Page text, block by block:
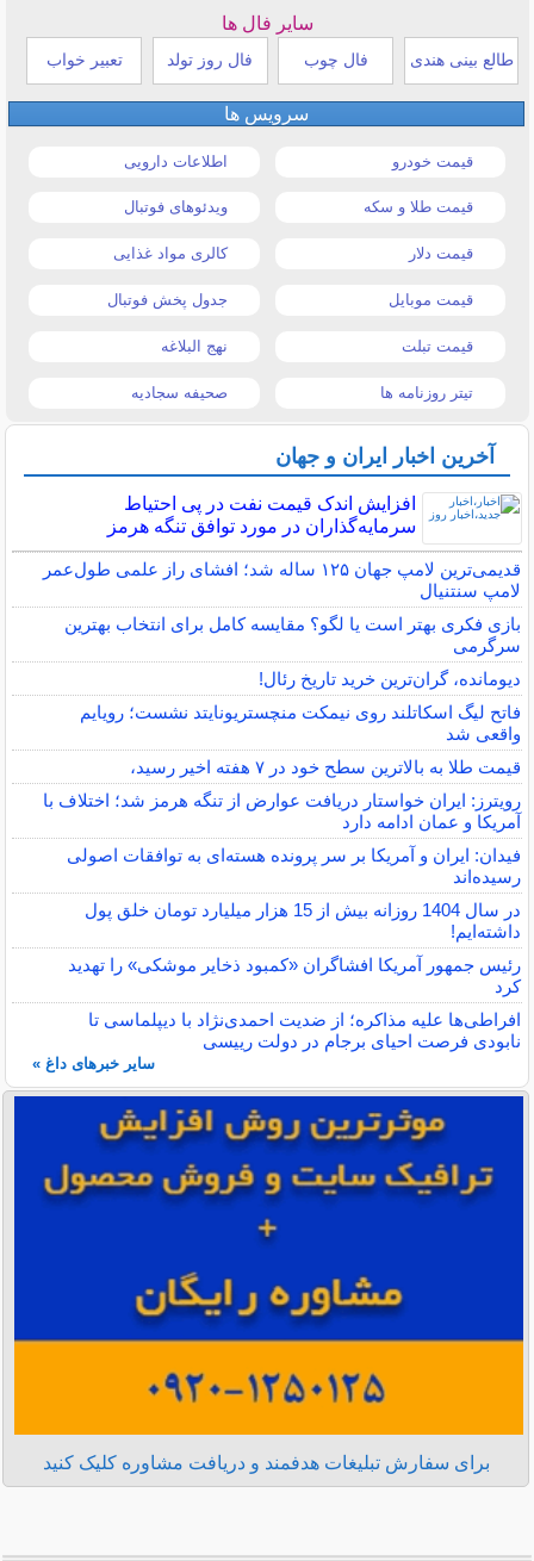
سایر فال ها
طالع بینی هندی فال چوب فال روز تولد تعبیر خواب
سرویس ها
قیمت خودرو اطلاعات دارویی
قیمت طلا و سکه ویدئوهای فوتبال
قیمت دلار کالری مواد غذایی
قیمت موبایل جدول پخش فوتبال
قیمت تبلت نهج البلاغه
تیتر روزنامه ها صحیفه سجادیه
آخرین اخبار ایران و جهان
افزایش اندک قیمت نفت در پی احتیاط
سرمایه‌گذاران در مورد توافق تنگه هرمز
قدیمی‌ترین لامپ جهان ۱۲۵ ساله شد؛ افشای راز علمی طول‌عمر
لامپ سنتنیال
بازی فکری بهتر است یا لگو؟ مقایسه کامل برای انتخاب بهترین
سرگرمی
دیومانده، گران‌ترین خرید تاریخ رئال!
فاتح لیگ اسکاتلند روی نیمکت منچستریونایتد نشست؛ رویایم
واقعی شد
قیمت طلا به بالاترین سطح خود در ۷ هفته اخیر رسید،
رویترز: ایران خواستار دریافت عوارض از تنگه هرمز شد؛ اختلاف با
آمریکا و عمان ادامه دارد
فیدان: ایران و آمریکا بر سر پرونده هسته‌ای به توافقات اصولی
رسیده‌اند
در سال 1404 روزانه بیش از 15 هزار میلیارد تومان خلق پول
داشته‌ایم!
رئیس جمهور آمریکا افشاگران «کمبود ذخایر موشکی» را تهدید
کرد
افراطی‌ها علیه مذاکره؛ از ضدیت احمدی‌نژاد با دیپلماسی تا
نابودی فرصت احیای برجام در دولت رییسی
سایر خبرهای داغ »
برای سفارش تبلیغات هدفمند و دریافت مشاوره کلیک کنید